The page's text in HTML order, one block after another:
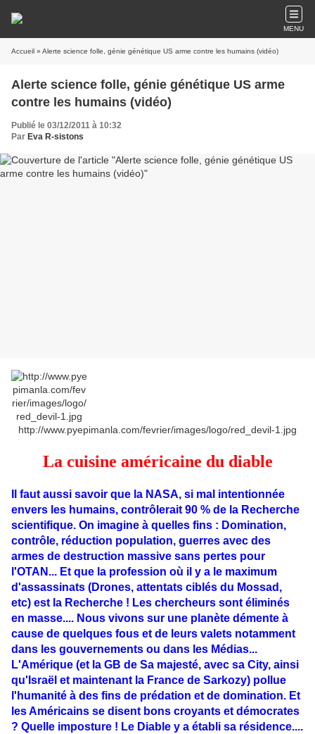
MENU
Accueil » Alerte science folle, génie génétique US arme contre les humains (vidéo)
Alerte science folle, génie génétique US arme
contre les humains (vidéo)
Publié le 03/12/2011 à 10:32
Par Eva R-sistons
http://www.pyepimanla.com/fevrier/images/logo/red_devil-1.jpg
La cuisine américaine du diable
Il faut aussi savoir que la NASA, si mal intentionnée
envers les humains, contrôlerait 90 % de la Recherche
scientifique. On imagine à quelles fins : Domination,
contrôle, réduction population, guerres avec des
armes de destruction massive sans pertes pour
l'OTAN... Et que la profession où il y a le maximum
d'assassinats (Drones, attentats ciblés du Mossad,
etc) est la Recherche ! Les chercheurs sont éliminés
en masse.... Nous vivons sur une planète démente à
cause de quelques fous et de leurs valets notamment
dans les gouvernements ou dans les Médias...
L'Amérique (et la GB de Sa majesté, avec sa City, ainsi
qu'Israël et maintenant la France de Sarkozy) pollue
l'humanité à des fins de prédation et de domination. Et
les Américains se disent bons croyants et démocrates
? Quelle imposture ! Le Diable y a établi sa résidence....